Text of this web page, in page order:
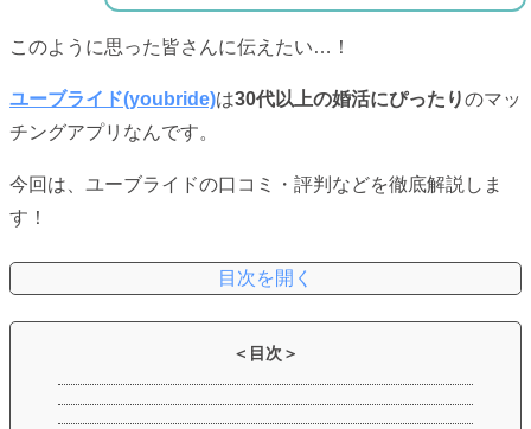
このように思った皆さんに伝えたい…！
ユーブライド(youbride)は30代以上の婚活にぴったりのマッ
チングアプリなんです。
今回は、ユーブライドの口コミ・評判などを徹底解説しま
す！